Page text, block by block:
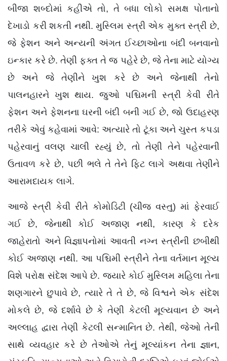
બીજા શબ્દોમાં કહીએ તો, તે બધા લોકો સમક્ષ પોતાનો
દેખાડો કરી શકતી નથી. મુસ્લિમ સ્ત્રી એક મુક્ત સ્ત્રી છે,
જે ફેશન અને અન્યની અંગત ઈચ્છાઓના બંદી બનવાનો
ઇન્કાર કરે છે. તેણી ફક્ત તે જ પહેરે છે, જે તેના માટે યોગ્ય
છે અને જે તેણીને ખુશ કરે છે અને જેનાથી તેનો
પાલનહારને ખુશ થાય. જુઓ પશ્ચિમની સ્ત્રી કેવી રીતે
ફેશન અને ફેશનના ઘરની બંદી બની ગઈ છે, જો ઉદાહરણ
તરીકે એવું કહેવામાં આવે: અત્યારે તો ટૂંકા અને ચુસ્ત કપડા
પહેરવાનું વલણ ચાલી રહ્યું છે, તો તેણી તેને પહેરવાની
ઉતાવળ કરે છે, પછી ભલે તે તેને ફિટ લાગે અથવા તેણીને
આરામદાયક લાગે.
આજે સ્ત્રી કેવી રીતે કોમોડિટી (ચીજ વસ્તુ) માં ફેરવાઈ
ગઈ છે, જેનાથી કોઈ અજાણ નથી, કારણ કે દરેક
જાહેરાતો અને વિજ્ઞાપનોમાં આવતી નગ્ન સ્ત્રીની છબીથી
કોઈ અજાણ નથી. આ પશ્ચિમી સ્ત્રીને તેના વર્તમાન મૂલ્ય
વિશે પરોક્ષ સંદેશ આપે છે. જ્યારે કોઈ મુસ્લિમ મહિલા તેના
શણગારને છુપાવે છે, ત્યારે તે તે છે, જે વિશ્વને એક સંદેશ
મોકલે છે, જે દર્શાવે છે કે તેણી કેટલી મૂલ્યવાન છે અને
અલ્લાહ દ્વારા તેણી કેટલી સન્માનિત છે. તેથી, જેઓ તેની
સાથે વ્યવહાર કરે છે તેઓએ તેનું મૂલ્યાંકન તેના જ્ઞાન,